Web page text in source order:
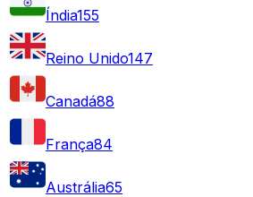
Índia155
Reino Unido147
Canadá88
França84
Austrália65